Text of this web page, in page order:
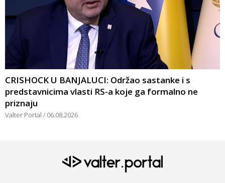
CRISHOCK U BANJALUCI: Održao sastanke i s
predstavnicima vlasti RS-a koje ga formalno ne
priznaju
Valter Portal 06.08.2026